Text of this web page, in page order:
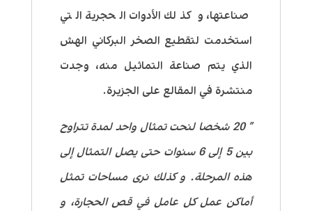
صناعتها، و كذلك الأدوات الحجرية التي
استخدمت لتقطيع الصخر البركاني الهش
الذي يتم صناعة التماثيل منه، وجدت
منتشرة في المقالع على الجزيرة.
” 20 شخصا لنحت تمثال واحد لمدة تتراوح
بين 5 إلى 6 سنوات حتى يصل التمثال إلى
هذه المرحلة. و كذلك نرى مساحات تمثل
أماكن عمل كل عامل في قص الحجارة، و